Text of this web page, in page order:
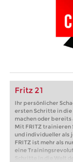
Fritz 21
Ihr persönlicher
ersten Schritte in die
machen oder
Mit FRITZ
und individueller als
FRITZ ist mehr als
eine
Schritte in die Welt